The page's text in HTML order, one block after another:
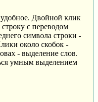
удобное. Двойной клик
с переводом
символа строки -
около скобок -
- выделение слов.
умным выделением